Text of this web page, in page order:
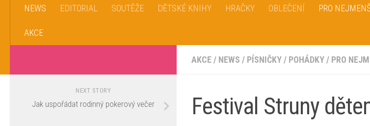
NEWS EDITORIAL SOUTĚŽE DĚTSKÉ KNIHY HRAČKY OBLEČENÍ PRO
AKCE
AKCE / NEWS / PÍSNIČKY / POHÁDKY / PRO
Festival Struny
NEXT STORY
Jak uspořádat rodinný pokerový večer